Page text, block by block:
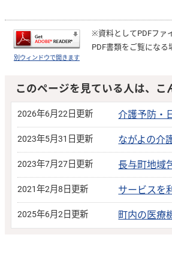
別ウィンドウで開きます
※資料としてPDFファ
PDF書類をご覧になる
このページを見ている人は、こ
2026年6月22日更新 介護予防・
2023年5月31日更新 ながよの介
2023年7月27日更新 長与町地域
2021年2月8日更新 サービスを
2025年6月2日更新 町内の医療